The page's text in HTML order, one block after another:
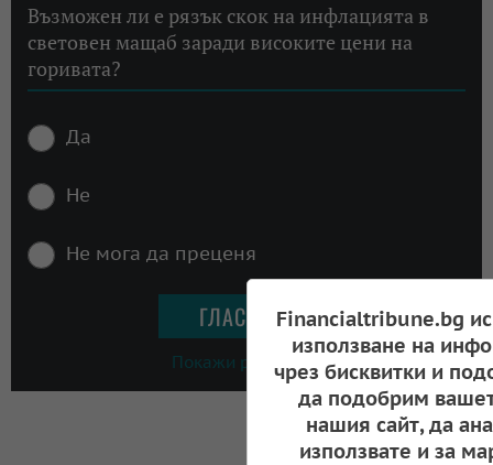
Възможен ли е рязък скок на инфлацията в
световен мащаб заради високите цени на
горивата?
Да
Не
Не мога да преценя
Покажи резултати
Financialtribune.bg
използване на
чрез бисквитки и
да подобрим
нашия сайт, да
използвате и за